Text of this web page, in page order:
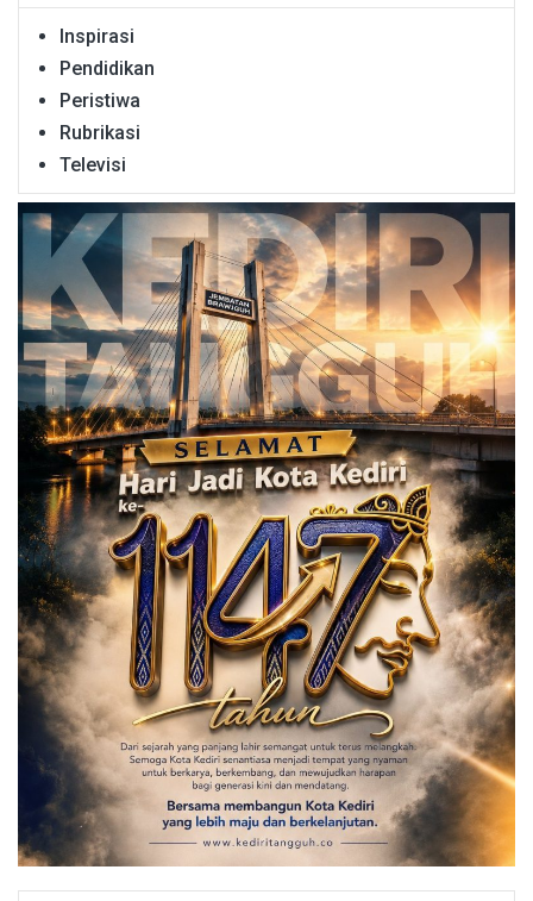
Inspirasi
Pendidikan
Peristiwa
Rubrikasi
Televisi